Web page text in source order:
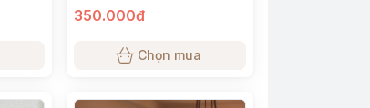
350.000đ
Chọn mua